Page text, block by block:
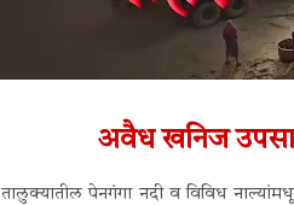
अवैध खनिज
तालुक्यातील पेनगंगा नदी व विविध